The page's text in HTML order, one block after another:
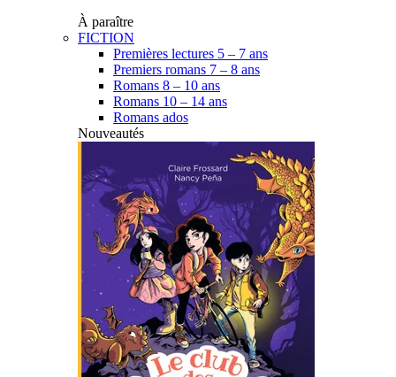
À paraître
FICTION
Premières lectures 5 – 7 ans
Premiers romans 7 – 8 ans
Romans 8 – 10 ans
Romans 10 – 14 ans
Romans ados
Nouveautés